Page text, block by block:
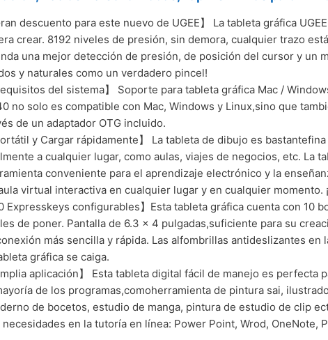
descuento para este nuevo de UGEE】 La tableta gráfica
crear. 8192 niveles de presión, sin demora, cualquier trazo
una mejor detección de presión, de posición del cursor y un
y naturales como un verdadero pincel!
del sistema】 Soporte para tableta gráfica Mac /
no solo es compatible con Mac, Windows y Linux,sino que
de un adaptador OTG incluido.
y Cargar rápidamente】 La tableta de dibujo es
a cualquier lugar, como aulas, viajes de negocios, etc. La
conveniente para el aprendizaje electrónico y la
virtual interactiva en cualquier lugar y en cualquier momento.
Expresskeys configurables】Esta tableta gráfica cuenta con 10
de poner. Pantalla de 6.3 × 4 pulgadas,suficiente para su
más sencilla y rápida. Las alfombrillas antideslizantes
gráfica se caiga.
aplicación】 Esta tableta digital fácil de manejo es
de los programas,comoherramienta de pintura sai,
de bocetos, estudio de manga, pintura de estudio de clip
necesidades en la tutoría en línea: Power Point, Wrod, OneNote,